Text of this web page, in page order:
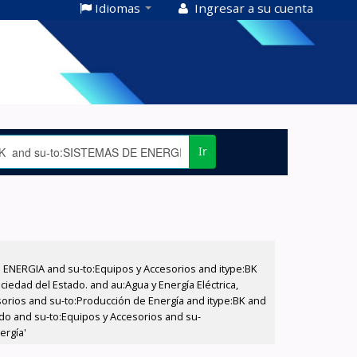
Idiomas Ingresar a su cuenta
Ir
and su-to:Equipos y Accesorios and itype:BK
del Estado. and au:Agua y Energía Eléctrica,
and su-to:Producción de Energía and itype:BK and
and su-to:Equipos y Accesorios and su-